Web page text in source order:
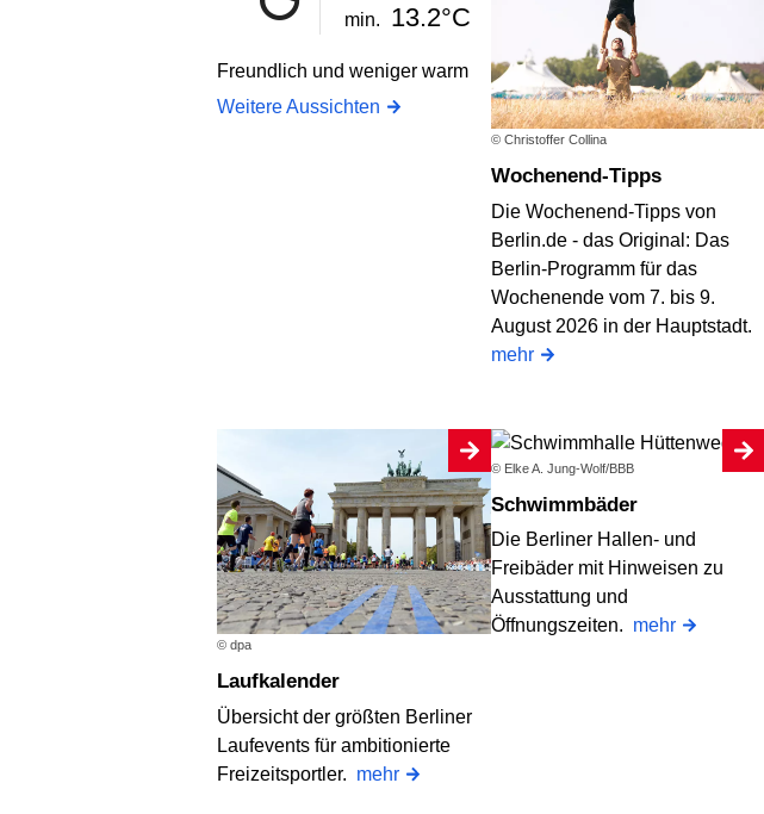
min. 13.2°C
Freundlich und weniger warm
Weitere Aussichten
© Christoffer Collina
Wochenend-Tipps
Die Wochenend-Tipps von
Berlin.de - das Original: Das
Berlin-Programm für das
Wochenende vom 7. bis 9.
August 2026 in der Hauptstadt.
mehr
© dpa
Laufkalender
Übersicht der größten Berliner
Laufevents für ambitionierte
Freizeitsportler. mehr
© Elke A. Jung-Wolf/BBB
Schwimmbäder
Die Berliner Hallen- und
Freibäder mit Hinweisen zu
Ausstattung und
Öffnungszeiten. mehr